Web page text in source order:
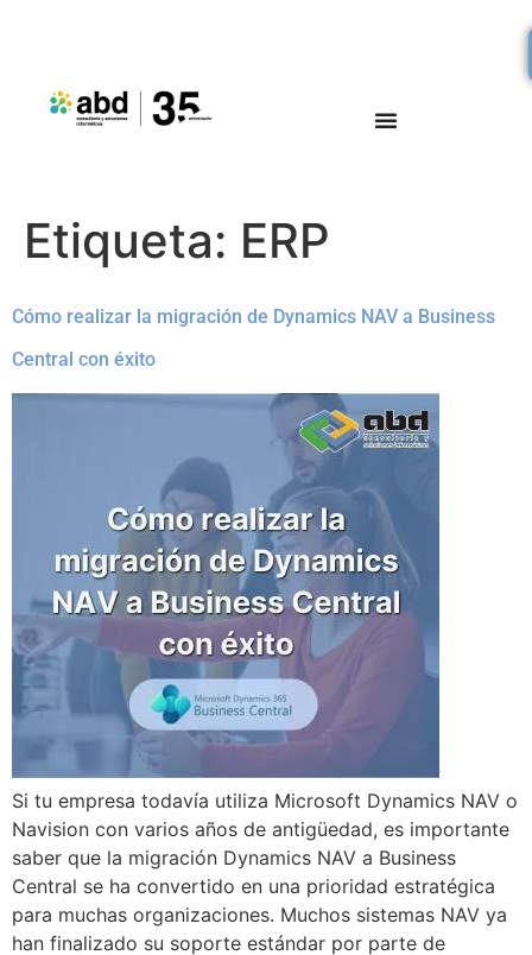
Etiqueta: ERP
Cómo realizar la migración de Dynamics NAV a Business
Central con éxito
Si tu empresa todavía utiliza Microsoft Dynamics NAV o
Navision con varios años de antigüedad, es importante
saber que la migración Dynamics NAV a Business
Central se ha convertido en una prioridad estratégica
para muchas organizaciones. Muchos sistemas NAV ya
han finalizado su soporte estándar por parte de